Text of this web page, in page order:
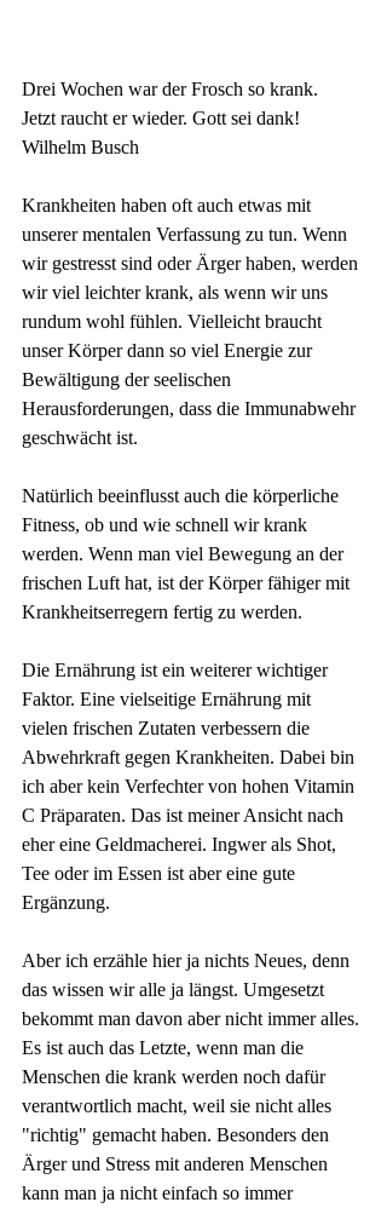
Drei Wochen war der Frosch so krank.
Jetzt raucht er wieder. Gott sei dank!
Wilhelm Busch
Krankheiten haben oft auch etwas mit
unserer mentalen Verfassung zu tun. Wenn
wir gestresst sind oder Ärger haben, werden
wir viel leichter krank, als wenn wir uns
rundum wohl fühlen. Vielleicht braucht
unser Körper dann so viel Energie zur
Bewältigung der seelischen
Herausforderungen, dass die Immunabwehr
geschwächt ist.
Natürlich beeinflusst auch die körperliche
Fitness, ob und wie schnell wir krank
werden. Wenn man viel Bewegung an der
frischen Luft hat, ist der Körper fähiger mit
Krankheitserregern fertig zu werden.
Die Ernährung ist ein weiterer wichtiger
Faktor. Eine vielseitige Ernährung mit
vielen frischen Zutaten verbessern die
Abwehrkraft gegen Krankheiten. Dabei bin
ich aber kein Verfechter von hohen Vitamin
C Präparaten. Das ist meiner Ansicht nach
eher eine Geldmacherei. Ingwer als Shot,
Tee oder im Essen ist aber eine gute
Ergänzung.
Aber ich erzähle hier ja nichts Neues, denn
das wissen wir alle ja längst. Umgesetzt
bekommt man davon aber nicht immer alles.
Es ist auch das Letzte, wenn man die
Menschen die krank werden noch dafür
verantwortlich macht, weil sie nicht alles
"richtig" gemacht haben. Besonders den
Ärger und Stress mit anderen Menschen
kann man ja nicht einfach so immer